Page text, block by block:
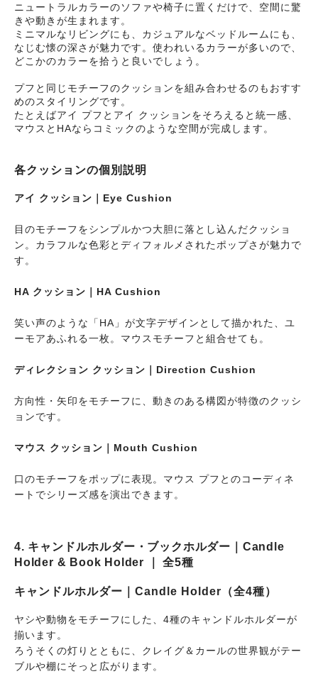
ニュートラルカラーのソファや椅子に置くだけで、空間に驚
きや動きが生まれます。
ミニマルなリビングにも、カジュアルなベッドルームにも、
なじむ懐の深さが魅力です。使われいるカラーが多いので、
どこかのカラーを拾うと良いでしょう。
プフと同じモチーフのクッションを組み合わせるのもおすす
めのスタイリングです。
たとえばアイ プフとアイ クッションをそろえると統一感、
マウスとHAならコミックのような空間が完成します。
各クッションの個別説明
アイ クッション｜Eye Cushion
目のモチーフをシンプルかつ大胆に落とし込んだクッショ
ン。カラフルな色彩とディフォルメされたポップさが魅力で
す。
HA クッション｜HA Cushion
笑い声のような「HA」が文字デザインとして描かれた、ユ
ーモアあふれる一枚。マウスモチーフと組合せても。
ディレクション クッション｜Direction Cushion
方向性・矢印をモチーフに、動きのある構図が特徴のクッシ
ョンです。
マウス クッション｜Mouth Cushion
口のモチーフをポップに表現。マウス プフとのコーディネ
ートでシリーズ感を演出できます。
4. キャンドルホルダー・ブックホルダー｜Candle
Holder & Book Holder ｜ 全5種
キャンドルホルダー｜Candle Holder（全4種）
ヤシや動物をモチーフにした、4種のキャンドルホルダーが
揃います。
ろうそくの灯りとともに、クレイグ＆カールの世界観がテー
ブルや棚にそっと広がります。